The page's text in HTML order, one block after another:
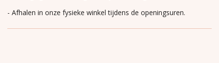
- Afhalen in onze fysieke winkel tijdens de openingsuren.